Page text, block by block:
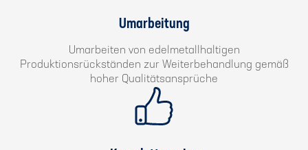
Umarbeitung
Umarbeiten von edelmetallhaltigen
Produktionsrückständen zur Weiterbehandlung gemäß
hoher Qualitätsansprüche